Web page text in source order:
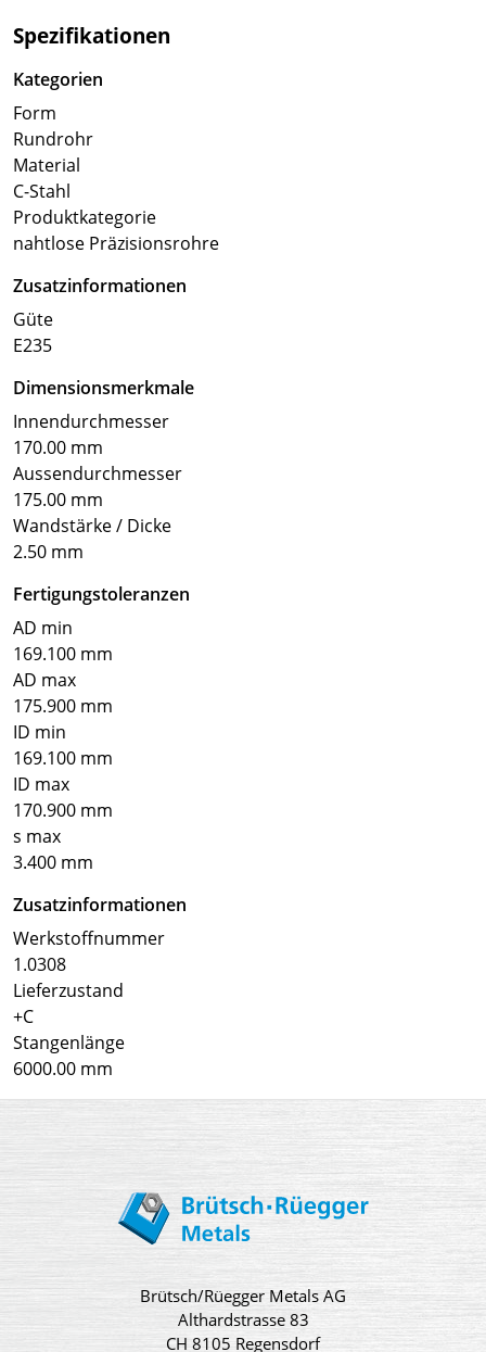
Spezifikationen
Kategorien
Form
Rundrohr
Material
C-Stahl
Produktkategorie
nahtlose Präzisionsrohre
Zusatzinformationen
Güte
E235
Dimensionsmerkmale
Innendurchmesser
170.00 mm
Aussendurchmesser
175.00 mm
Wandstärke / Dicke
2.50 mm
Fertigungstoleranzen
AD min
169.100 mm
AD max
175.900 mm
ID min
169.100 mm
ID max
170.900 mm
s max
3.400 mm
Zusatzinformationen
Werkstoffnummer
1.0308
Lieferzustand
+C
Stangenlänge
6000.00 mm
Brütsch/Rüegger Metals AG
Althardstrasse 83
CH 8105 Regensdorf